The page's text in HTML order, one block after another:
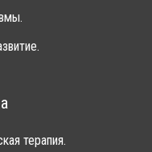
терапия.